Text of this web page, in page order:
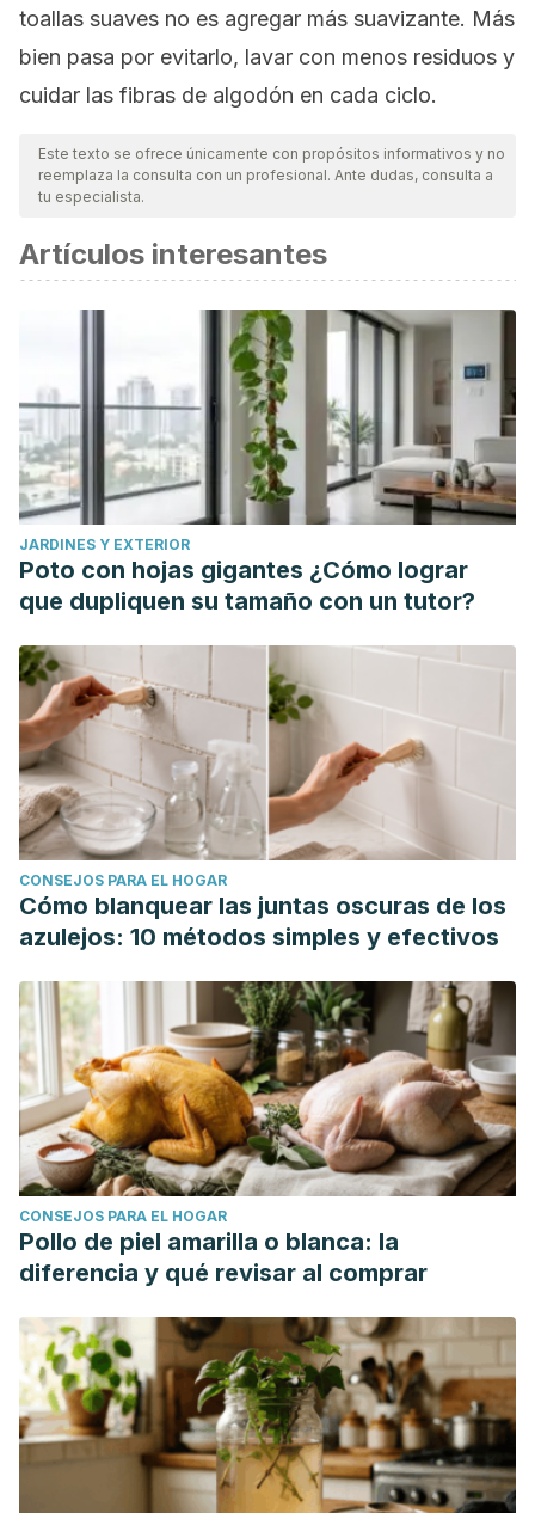
toallas suaves no es agregar más suavizante. Más
bien pasa por evitarlo, lavar con menos residuos y
cuidar las fibras de algodón en cada ciclo.
Este texto se ofrece únicamente con propósitos informativos y no
reemplaza la consulta con un profesional. Ante dudas, consulta a
tu especialista.
Artículos interesantes
JARDINES Y EXTERIOR
Poto con hojas gigantes ¿Cómo lograr
que dupliquen su tamaño con un tutor?
CONSEJOS PARA EL HOGAR
Cómo blanquear las juntas oscuras de los
azulejos: 10 métodos simples y efectivos
CONSEJOS PARA EL HOGAR
Pollo de piel amarilla o blanca: la
diferencia y qué revisar al comprar